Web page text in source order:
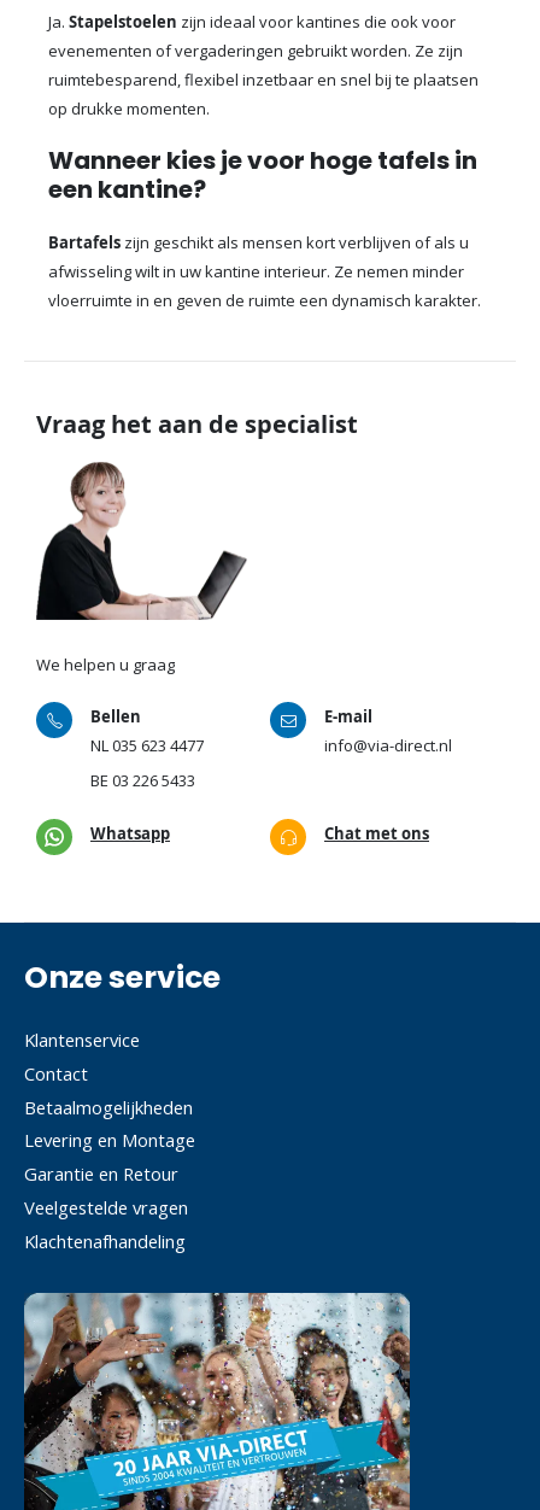
Ja. Stapelstoelen zijn ideaal voor kantines die ook voor
evenementen of vergaderingen gebruikt worden. Ze zijn
ruimtebesparend, flexibel inzetbaar en snel bij te plaatsen
op drukke momenten.
Wanneer kies je voor hoge tafels in
een kantine?
Bartafels zijn geschikt als mensen kort verblijven of als u
afwisseling wilt in uw kantine interieur. Ze nemen minder
vloerruimte in en geven de ruimte een dynamisch karakter.
Vraag het aan de specialist
We helpen u graag
Bellen
NL035 623 4477
BE 03 226 5433
E-mail
info@via-direct.nl
Whatsapp Chat met ons
Onze service
Klantenservice
Contact
Betaalmogelijkheden
Levering en Montage
Garantie en Retour
Veelgestelde vragen
Klachtenafhandeling